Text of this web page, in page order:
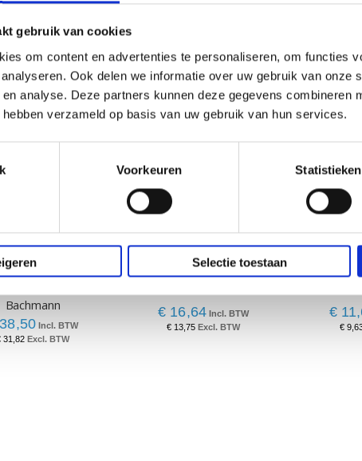
gebruik van cookies
om content en advertenties te personaliseren, om functies
Ook delen we informatie over uw gebruik van onze
analyse. Deze partners kunnen deze gegevens combineren
verzameld op basis van uw gebruik van hun services.
Voorkeuren Statistieken
Selectie toestaan
5-voudig
Bachmann
31,82
Bachmann Step 5-voudig
€ 16,64
€ 13,75
€
€